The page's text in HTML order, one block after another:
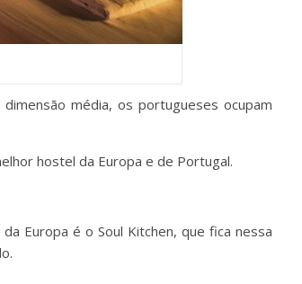
média, os portugueses ocupam
hostel da Europa e de Portugal.
Europa é o Soul Kitchen, que fica nessa